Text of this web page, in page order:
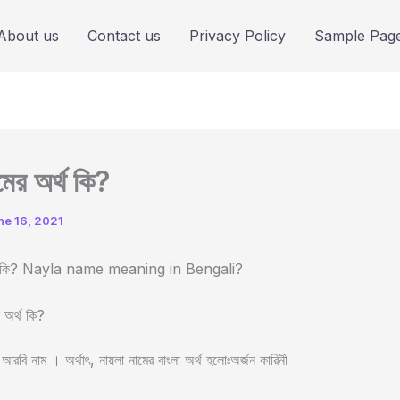
us Contact us Privacy Policy Sample
অর্থ কি?
16, 2021
কি? Nayla name meaning in Bengali?
অর্থ কি?
নাম । অর্থাৎ, নায়লা নামের বাংলা অর্থ হলোঃঅর্জন কারিনী